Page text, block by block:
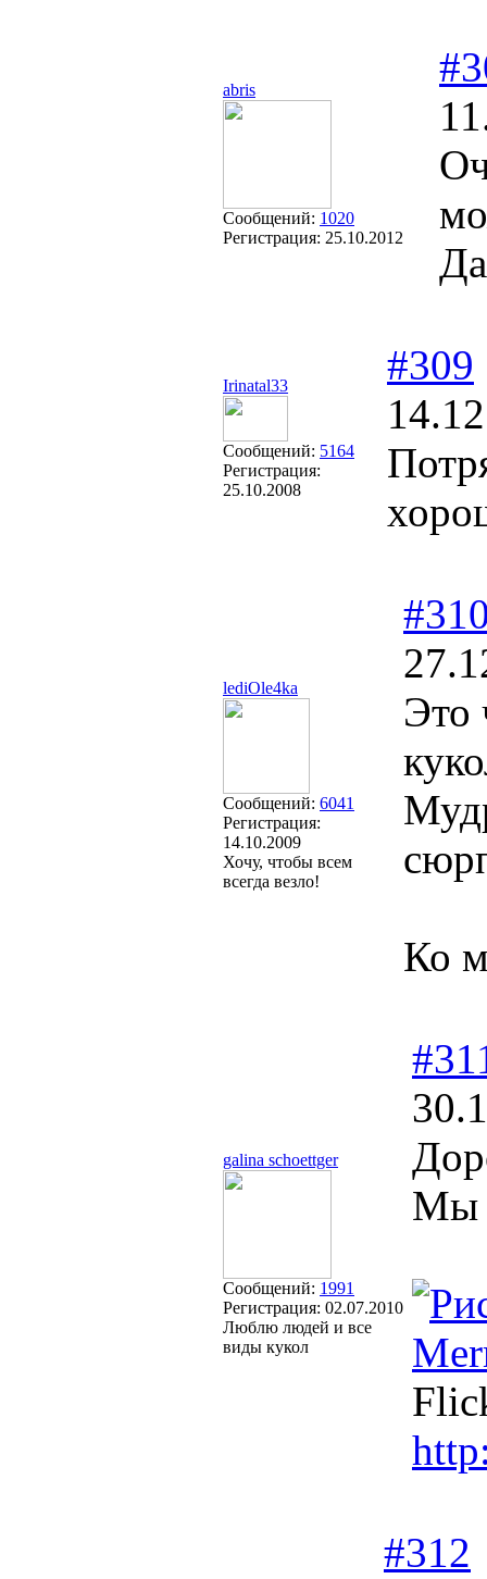
abris
Сообщений: 1020
Регистрация: 25.10.2012
Irinatal33
Сообщений: 5164
Регистрация:
25.10.2008
#309
lediOle4ka
Сообщений: 6041
Регистрация:
14.10.2009
Хочу, чтобы всем
всегда везло!
Это
Ко
galina schoettger
Сообщений: 1991
Регистрация: 02.07.2010
Люблю людей и все
виды кукол
Мы
#312